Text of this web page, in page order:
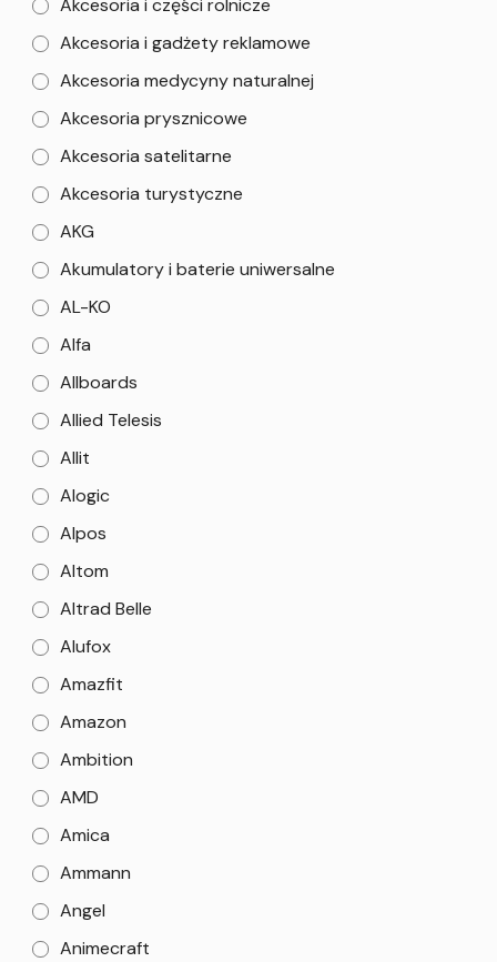
Akcesoria i części rolnicze
Akcesoria i gadżety reklamowe
Akcesoria medycyny naturalnej
Akcesoria prysznicowe
Akcesoria satelitarne
Akcesoria turystyczne
AKG
Akumulatory i baterie uniwersalne
AL-KO
Alfa
Allboards
Allied Telesis
Allit
Alogic
Alpos
Altom
Altrad Belle
Alufox
Amazfit
Amazon
Ambition
AMD
Amica
Ammann
Angel
Animecraft